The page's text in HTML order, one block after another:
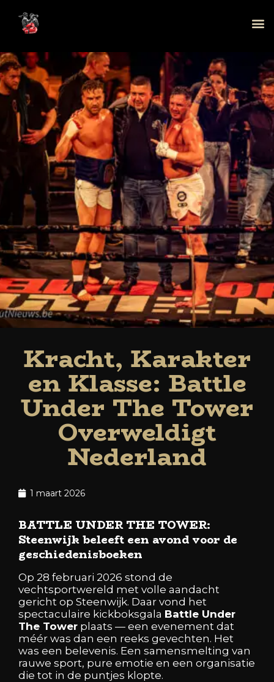
Kracht, Karakter
en Klasse: Battle
Under The Tower
Overweldigt
Nederland
1 maart 2026
BATTLE UNDER THE TOWER:
Steenwijk beleeft een avond voor de
geschiedenisboeken
Op 28 februari 2026 stond de
vechtsportwereld met volle aandacht
gericht op Steenwijk. Daar vond het
spectaculaire kickboksgala Battle Under
The Tower plaats — een evenement dat
méér was dan een reeks gevechten. Het
was een belevenis. Een samensmelting van
rauwe sport, pure emotie en een organisatie
die tot in de puntjes klopte.